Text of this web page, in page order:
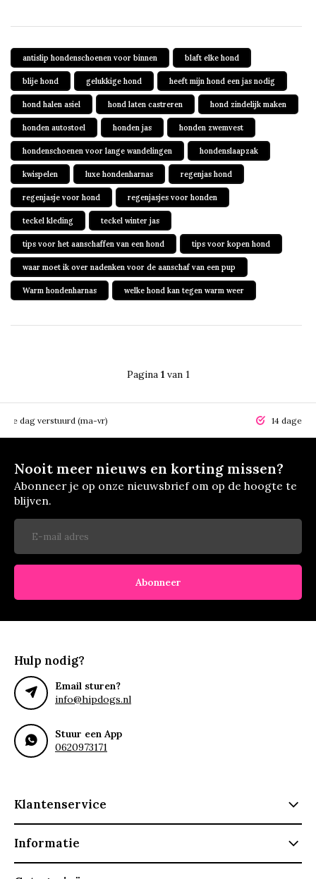
antislip hondenschoenen voor binnen blaft elke hond
blije hond gelukkige hond heeft mijn hond een jas nodig
hond halen asiel hond laten castreren hond zindelijk maken
honden autostoel honden jas honden zwemvest
hondenschoenen voor lange wandelingen hondenslaapzak
kwispelen luxe hondenharnas regenjas hond
regenjasje voor hond regenjasjes voor honden
teckel kleding teckel winter jas
tips voor het aanschaffen van een hond tips voor kopen hond
waar moet ik over nadenken voor de aanschaf van een pup
Warm hondenharnas welke hond kan tegen warm weer
Pagina 1van 1
dag verstuurd (ma-vr) 14 dagen
Nooit meer nieuws en korting missen?
Abonneer je op onze nieuwsbrief om op de hoogte te
blijven.
Abonneer
Hulp nodig?
Email sturen?
info@hipdogs.nl
Stuur een App
0620973171
Klantenservice
Informatie